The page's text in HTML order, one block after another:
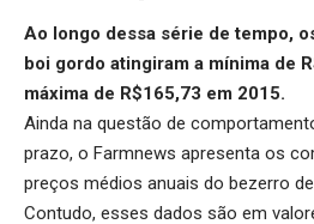
Ao longo dessa série de tempo,
boi gordo atingiram a mínima de
máxima de R$165,73 em 2015.
Ainda na questão de
prazo, o Farmnews apresenta os
preços médios anuais do bezerro
Contudo, esses dados são em